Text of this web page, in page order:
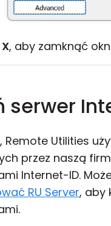
X, aby zamknąć
serwer
Remote Utilities
przez naszą
Internet-ID.
RU Server, aby